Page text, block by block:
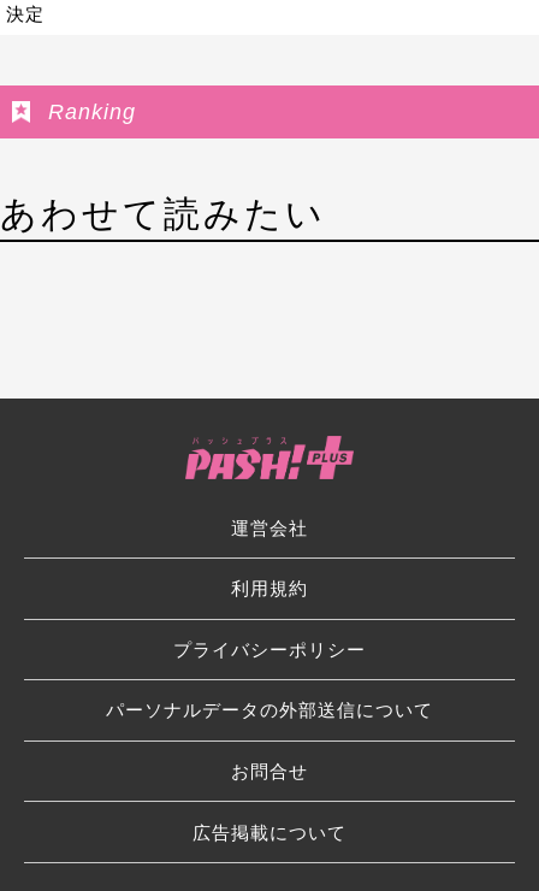
決定
Ranking
あわせて読みたい
運営会社
利用規約
プライバシーポリシー
パーソナルデータの外部送信について
お問合せ
広告掲載について